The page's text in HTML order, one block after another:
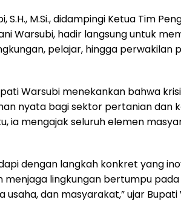
S.H., M.Si., didampingi Ketua Tim
Warsubi, hadir langsung untuk
pelajar, hingga perwakilan
Warsubi menekankan bahwa
nyata bagi sektor pertanian dan
ia mengajak seluruh elemen
dengan langkah konkret yang
menjaga lingkungan bertumpu
dan masyarakat,” ujar Bupati